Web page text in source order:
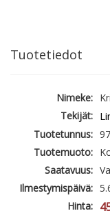
Tuotetiedot
Nimeke:
Tekijät:
Tuotetunnus:
Tuotemuoto:
Saatavuus:
Ilmestymispäivä:
Hinta: